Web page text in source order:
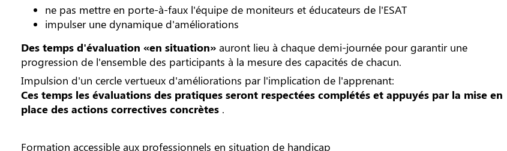
ne pas mettre en porte-à-faux l'équipe de moniteurs et éducateurs de l'ESAT
impulser une dynamique d'améliorations
Des temps d'évaluation «en situation» auront lieu à chaque demi-journée pour garantir une
progression de l'ensemble des participants à la mesure des capacités de chacun.
Impulsion d'un cercle vertueux d'améliorations par l'implication de l'apprenant:
Ces temps les évaluations des pratiques seront respectées complétés et appuyés par la mise en
place des actions correctives concrètes .
Formation accessible aux professionnels en situation de handicap